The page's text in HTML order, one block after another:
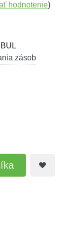
hodnotenie)
zásob